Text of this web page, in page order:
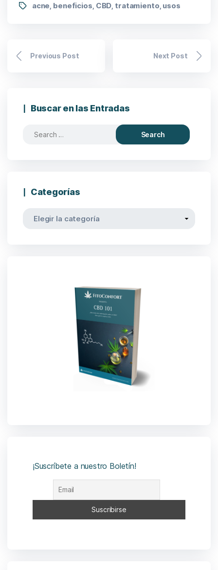
acne beneficios CBD tratamiento usos
Previous Post Next Post
Buscar en las Entradas
Categorías
¡Suscríbete a nuestro Boletín!